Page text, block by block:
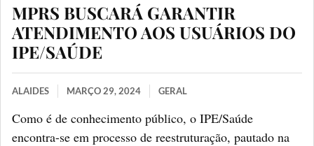
MPRS BUSCARÁ GARANTIR
ATENDIMENTO AOS USUÁRIOS DO
IPE/SAÚDE
ALAIDES MARÇO 29, 2024 GERAL
Como é de conhecimento público, o IPE/Saúde
encontra-se em processo de reestruturação, pautado na